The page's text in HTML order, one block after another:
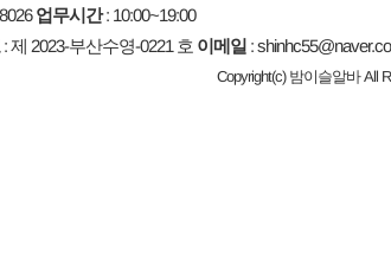
업무시간: 10:00~19:00
: 제 2023-부산수영-0221 호 이메일 :
Copyright(c) 밤이슬알바 All